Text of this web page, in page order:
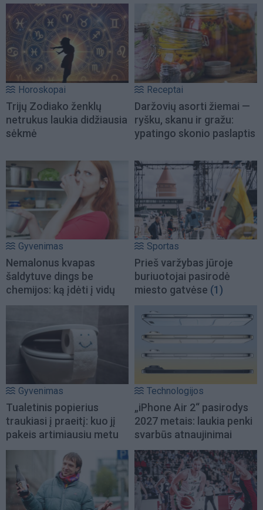
Horoskopai
Trijų Zodiako ženklų
netrukus laukia didžiausia
sėkmė
Receptai
Daržovių asorti žiemai —
ryšku, skanu ir gražu:
ypatingo skonio paslaptis
Gyvenimas
Nemalonus kvapas
šaldytuve dings be
chemijos: ką įdėti į vidų
Sportas
Prieš varžybas jūroje
buriuotojai pasirodė
miesto gatvėse (1)
Gyvenimas
Tualetinis popierius
traukiasi į praeitį: kuo jį
pakeis artimiausiu metu
Technologijos
„iPhone Air 2“ pasirodys
2027 metais: laukia penki
svarbūs atnaujinimai